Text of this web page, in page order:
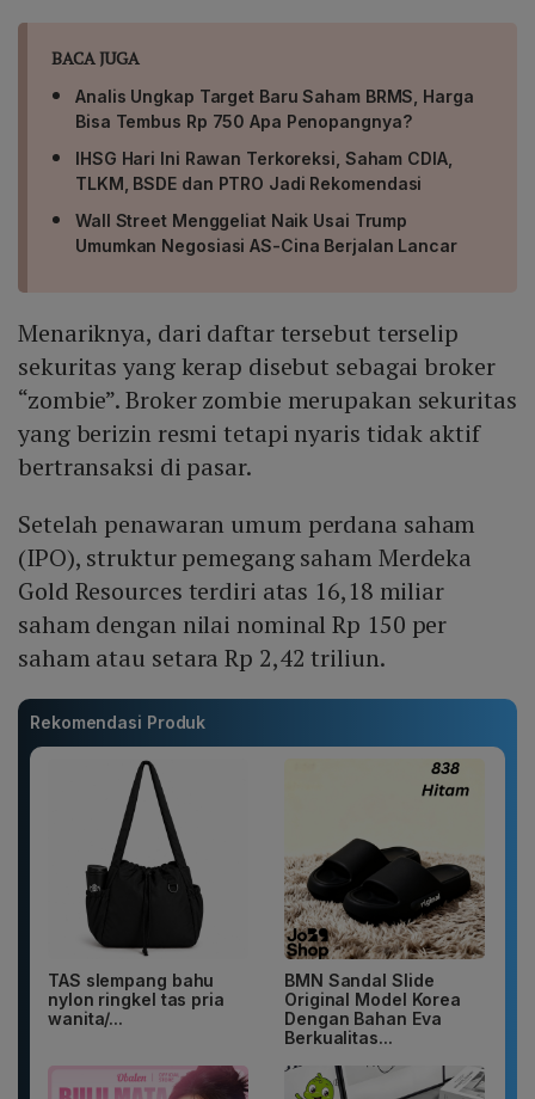
BACA JUGA
Analis Ungkap Target Baru Saham BRMS, Harga
Bisa Tembus Rp 750 Apa Penopangnya?
IHSG Hari Ini Rawan Terkoreksi, Saham CDIA,
TLKM, BSDE dan PTRO Jadi Rekomendasi
Wall Street Menggeliat Naik Usai Trump
Umumkan Negosiasi AS-Cina Berjalan Lancar
Menariknya, dari daftar tersebut terselip
sekuritas yang kerap disebut sebagai broker
“zombie”. Broker zombie merupakan sekuritas
yang berizin resmi tetapi nyaris tidak aktif
bertransaksi di pasar.
Setelah penawaran umum perdana saham
(IPO), struktur pemegang saham Merdeka
Gold Resources terdiri atas 16,18 miliar
saham dengan nilai nominal Rp 150 per
saham atau setara Rp 2,42 triliun.
Rekomendasi Produk
TAS slempang bahu
nylon ringkel tas pria
wanita/...
BMN Sandal Slide
Original Model Korea
Dengan Bahan Eva
Berkualitas...